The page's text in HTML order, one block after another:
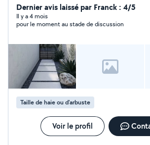
Dernier avis laissé par Franck : 4/5
Il y a 4 mois
pour le moment au stade de discussion
Taille de haie ou d'arbuste
Voir le profil